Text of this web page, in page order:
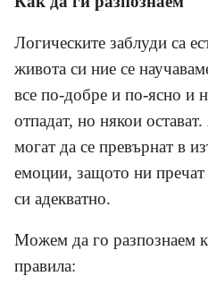
Логическите заблуди са
живота си ние се
все по-добре и по-ясно и
отпадат, но някои
могат да се превърнат в
емоции, защото ни
си адекватно.
Можем да го разпознаем
правила: